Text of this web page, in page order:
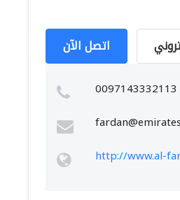
اتصل الآن
0097143332113
http://www.al-